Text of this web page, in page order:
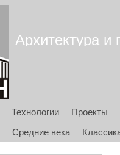
Архитектура и
Технологии Проекты
Средние века